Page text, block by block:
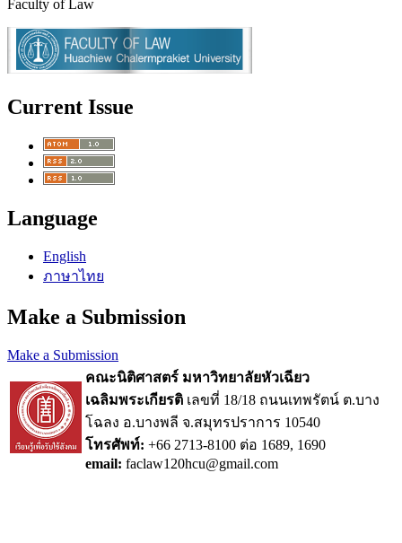
Faculty of Law
Current Issue
Language
English
ภาษาไทย
Make a Submission
Make a Submission
คณะนิติศาสตร์ มหาวิทยาลัยหัวเฉียว
เฉลิมพระเกียรติ เลขที่ 18/18 ถนนเทพรัตน์ ต.บาง
โฉลง อ.บางพลี จ.สมุทรปราการ 10540
โทรศัพท์: +66 2713-8100 ต่อ 1689, 1690
email: faclaw120hcu@gmail.com